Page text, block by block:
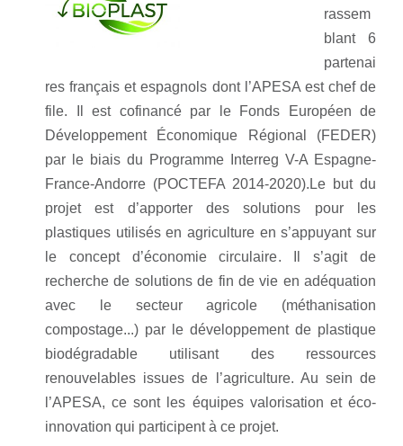
rassem
blant 6
partenai
res français et espagnols dont l’APESA est chef de
file. Il est cofinancé par le Fonds Européen de
Développement Économique Régional (FEDER)
par le biais du Programme
Interreg V-A Espagne-
France-Andorre (POCTEFA 2014-2020).Le but du
projet est d’apporter des solutions pour les
plastiques utilisés en agriculture en s’appuyant sur
le concept d’économie circulaire. Il s’agit de
recherche de solutions de fin de vie en adéquation
avec
le secteur agricole (méthanisation
compostage...) par le développement de plastique
biodégradable utilisant des ressources
renouvelables issues de l’agriculture. Au sein de
l’APESA, ce sont les équipes valorisation et éco-
innovation qui participent à ce projet.